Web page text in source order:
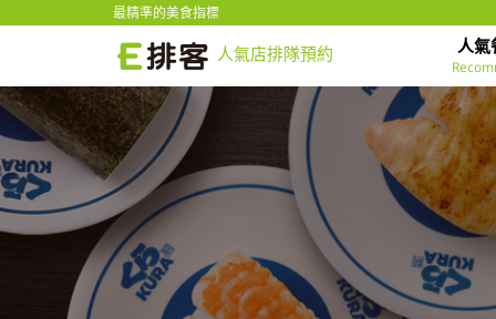
最精準的美食指標
人氣店排隊預約 人氣